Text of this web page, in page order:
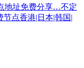
地址免费分享…不定
点香港|日本|韩国|